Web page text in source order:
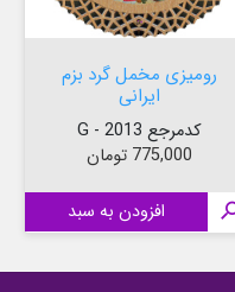
رومیزی مخمل گرد بزم
ایرانی
کدمرجع 2013 - G
قیمت
775,000 تومان
افزودن به سبد